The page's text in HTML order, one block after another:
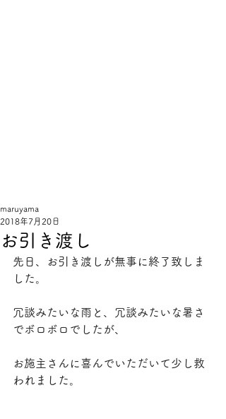
お引き渡し
maruyama
2018年7月20日
先日、お引き渡しが無事に終了致しま
した。
冗談みたいな雨と、冗談みたいな暑さ
でボロボロでしたが、
お施主さんに喜んでいただいて少し救
われました。